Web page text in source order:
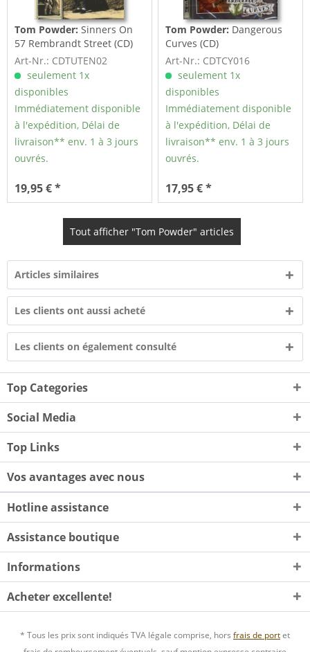
Tom Powder:Sinners On
57 Rembrandt Street (CD)
Art-Nr.: CDTUTEN02
seulement 1x
disponibles
Immédiatement disponible
à l'expédition, Délai de
livraison** env. 1 à 3 jours
ouvrés.
19,95 € *
Tom Powder: Dangerous
Curves (CD)
Art-Nr.: CDTCY016
seulement 1x
disponibles
Immédiatement disponible
à l'expédition, Délai de
livraison** env. 1 à 3 jours
ouvrés.
17,95 € *
Tout afficher "Tom Powder" articles
Articles similaires
Les clients ont aussi acheté
Les clients on également consulté
Top Categories
Social Media
Top Links
Vos avantages avec nous
Hotline assistance
Assistance boutique
Informations
Acheter excellente!
* Tous les prix sont indiqués TVA légale comprise, hors frais de portet